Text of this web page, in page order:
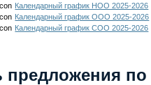
Календарный график НОО 2025-2026
Календарный график ООО 2025-2026
Календарный график СОО 2025-2026
предложения по